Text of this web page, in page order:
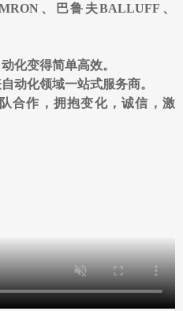
、巴鲁夫BALLUFF、
化变得简单高效。
动化领域一站式服务商。
合作，拥抱变化，诚信，激